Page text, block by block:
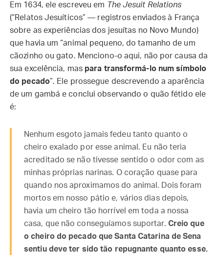
Em 1634, ele escreveu em The Jesuit Relations
(“Relatos Jesuíticos” — registros enviados à França
sobre as experiências dos jesuítas no Novo Mundo)
que havia um “animal pequeno, do tamanho de um
cãozinho ou gato. Menciono-o aqui, não por causa da
sua excelência, mas para transformá-lo num símbolo
do pecado”. Ele prossegue descrevendo a aparência
de um gambá e conclui observando o quão fétido ele
é:
Nenhum esgoto jamais fedeu tanto quanto o
cheiro exalado por esse animal. Eu não teria
acreditado se não tivesse sentido o odor com as
minhas próprias narinas. O coração quase para
quando nos aproximamos do animal. Dois foram
mortos em nosso pátio e, vários dias depois,
havia um cheiro tão horrível em toda a nossa
casa, que não conseguíamos suportar. Creio que
o cheiro do pecado que Santa Catarina de Sena
sentiu deve ter sido tão repugnante quanto esse.